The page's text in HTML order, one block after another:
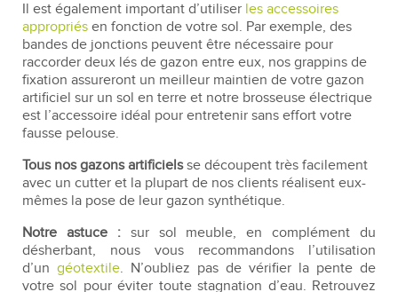
Il est également important d’utiliser les accessoires
appropriés en fonction de votre sol. Par exemple, des
bandes de jonctions peuvent être nécessaire pour
raccorder deux lés de gazon entre eux, nos grappins de
fixation assureront un meilleur maintien de votre gazon
artificiel sur un sol en terre et notre brosseuse électrique
est l’accessoire idéal pour entretenir sans effort votre
fausse pelouse.
Tous nos gazons artificielsse découpent très facilement
avec un cutter et la plupart de nos clients réalisent eux-
mêmes la pose de leur gazon synthétique.
Notre astuce :sur sol meuble, en complément du
désherbant, nous vous recommandons l’utilisation
d’un géotextile. N’oubliez pas de vérifier la pente de
votre sol pour éviter toute stagnation d’eau. Retrouvez